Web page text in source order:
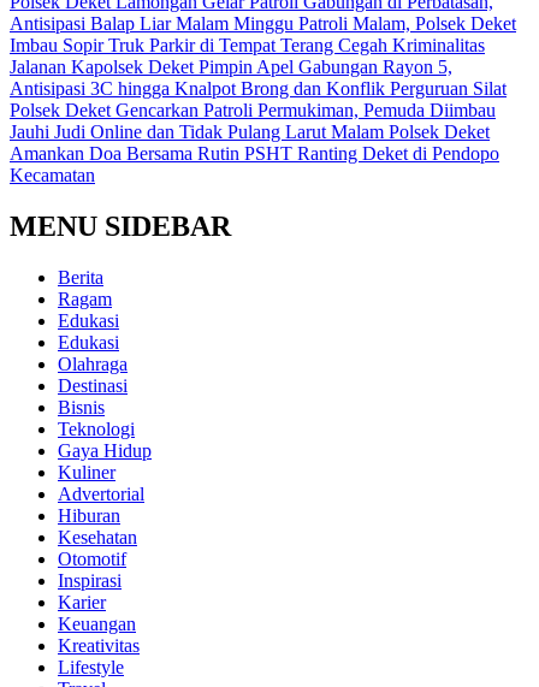
Antisipasi Balap Liar Malam Minggu Patroli Malam, Polsek Deket
Imbau Sopir Truk Parkir di Tempat Terang Cegah Kriminalitas
Jalanan Kapolsek Deket Pimpin Apel Gabungan Rayon 5,
Antisipasi 3C hingga Knalpot Brong dan Konflik Perguruan Silat
Polsek Deket Gencarkan Patroli Permukiman, Pemuda Diimbau
Jauhi Judi Online dan Tidak Pulang Larut Malam Polsek Deket
Amankan Doa Bersama Rutin PSHT Ranting Deket di Pendopo
Kecamatan
MENU SIDEBAR
Berita
Ragam
Edukasi
Edukasi
Olahraga
Destinasi
Bisnis
Teknologi
Gaya Hidup
Kuliner
Advertorial
Hiburan
Kesehatan
Otomotif
Inspirasi
Karier
Keuangan
Kreativitas
Lifestyle